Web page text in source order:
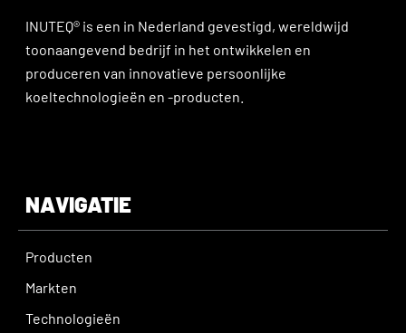
INUTEQ® is een in Nederland gevestigd, wereldwijd
toonaangevend bedrijf in het ontwikkelen en
produceren van innovatieve persoonlijke
koeltechnologieën en -producten.
NAVIGATIE
Producten
Markten
Technologieën